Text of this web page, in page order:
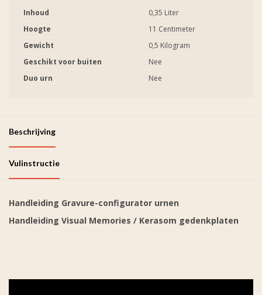
Inhoud
0,35 Liter
Hoogte
11 Centimeter
Gewicht
0,5 Kilogram
Geschikt voor buiten
Nee
Duo urn
Nee
Beschrijving
Vulinstructie
Handleiding Gravure-configurator urnen
Handleiding Visual Memories / Kerasom gedenkplaten